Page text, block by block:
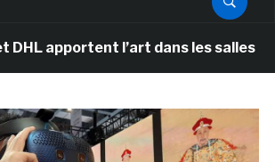
l’art dans les salles de